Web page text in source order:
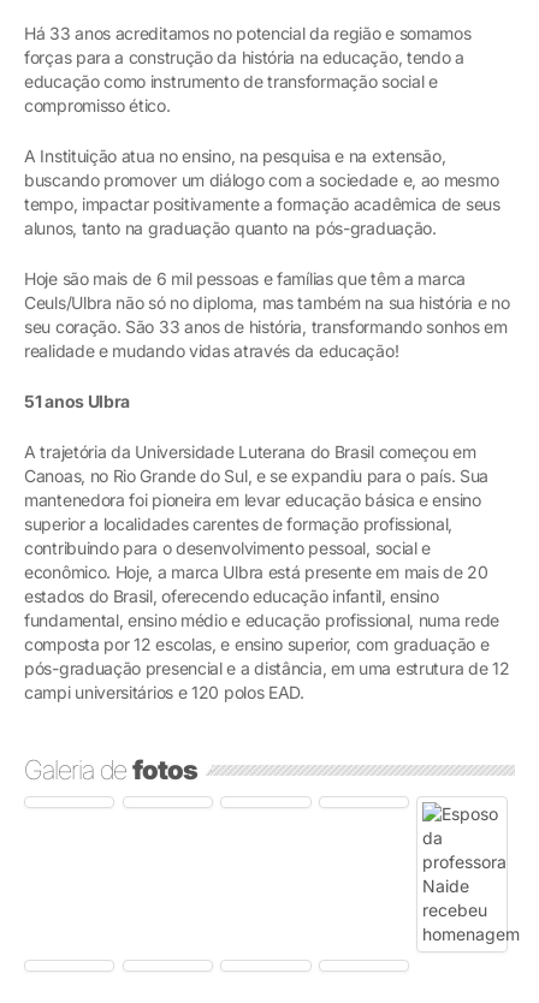
Há 33 anos acreditamos no potencial da região e somamos
forças para a construção da história na educação, tendo a
educação como instrumento de transformação social e
compromisso ético.
A Instituição atua no ensino, na pesquisa e na extensão,
buscando promover um diálogo com a sociedade e, ao mesmo
tempo, impactar positivamente a formação acadêmica de seus
alunos, tanto na graduação quanto na pós-graduação.
Hoje são mais de 6 mil pessoas e famílias que têm a marca
Ceuls/Ulbra não só no diploma, mas também na sua história e no
seu coração. São 33 anos de história, transformando sonhos em
realidade e mudando vidas através da educação!
51 anos Ulbra
A trajetória da Universidade Luterana do Brasil começou em
Canoas, no Rio Grande do Sul, e se expandiu para o país. Sua
mantenedora foi pioneira em levar educação básica e ensino
superior a localidades carentes de formação profissional,
contribuindo para o desenvolvimento pessoal, social e
econômico. Hoje, a marca Ulbra está presente em mais de 20
estados do Brasil, oferecendo educação infantil, ensino
fundamental, ensino médio e educação profissional, numa rede
composta por 12 escolas, e ensino superior, com graduação e
pós-graduação presencial e a distância, em uma estrutura de 12
campi universitários e 120 polos EAD.
Galeria defotos